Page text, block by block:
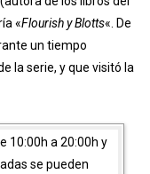
con la saga “Harry
un tiempo
la serie, y que visitó la